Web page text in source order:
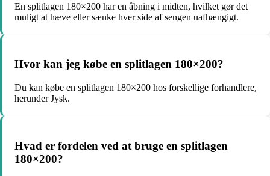
En splitlagen 180×200 har en åbning i midten, hvilket gør det
muligt at hæve eller sænke hver side af sengen uafhængigt.
Hvor kan jeg købe en splitlagen 180×200?
Du kan købe en splitlagen 180×200 hos forskellige forhandlere,
herunder Jysk.
Hvad er fordelen ved at bruge en splitlagen
180×200?